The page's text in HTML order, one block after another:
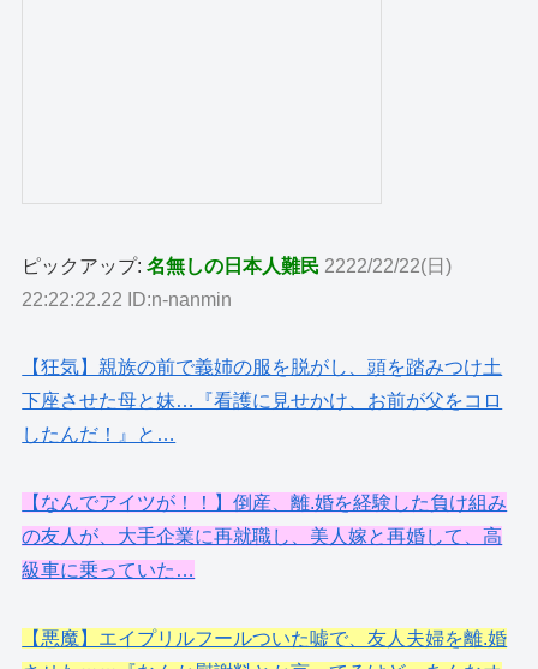
ピックアップ:名無しの日本人難民 2222/22/22(日)
22:22:22.22 ID:n-nanmin
【狂気】親族の前で義姉の服を脱がし、頭を踏みつけ土
下座させた母と妹…『看護に見せかけ、お前が父をコロ
したんだ！』と…
【なんでアイツが！！】倒産、離.婚を経験した負け組み
の友人が、大手企業に再就職し、美人嫁と再婚して、高
級車に乗っていた…
【悪魔】エイプリルフールついた嘘で、友人夫婦を離.婚